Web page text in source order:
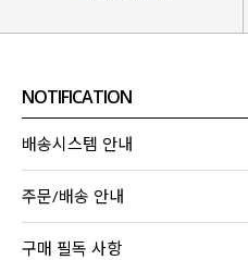
NOTIFICATION
배송시스템 안내
주문/배송 안내
구매 필독 사항